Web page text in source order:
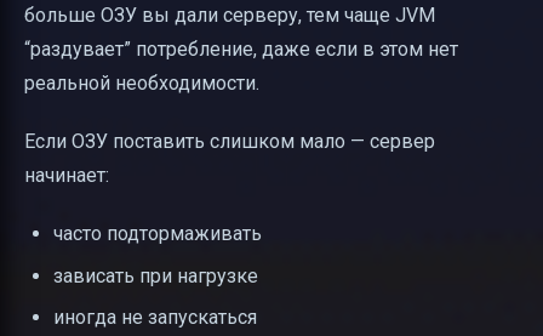
больше ОЗУ вы дали серверу, тем чаще JVM
“раздувает” потребление, даже если в этом нет
реальной необходимости.
Если ОЗУ поставить слишком мало — сервер
начинает:
часто подтормаживать
зависать при нагрузке
иногда не запускаться